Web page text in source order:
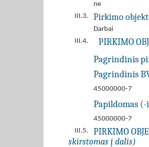
ne
III.3.
Pirkimo
Darbai
III.4.
PIRKIMO
Pagrindinis
Pagrindinis
45000000-7
Papildomas
45000000-7
III.5.
PIRKIMO
skirstomas į dalis)